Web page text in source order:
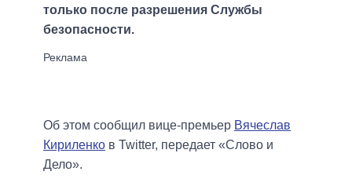
только после разрешения Службы
безопасности.
Об этом сообщил вице-премьер Вячеслав
Кириленко в Twitter, передает «Слово и
Дело».